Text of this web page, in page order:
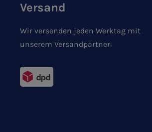
Versand
Wir versenden jeden Werktag mit
unserem Versandpartner: